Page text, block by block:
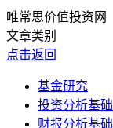
唯常思价值投资网
文章类别
点击返回
基金研究
投资分析基础
财报分析基础